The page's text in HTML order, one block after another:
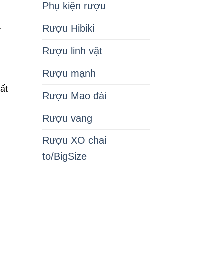
Phụ kiện rượu
Rượu Hibiki
Rượu linh vật
Rượu mạnh
Rượu Mao đài
Rượu vang
Rượu XO chai
to/BigSize